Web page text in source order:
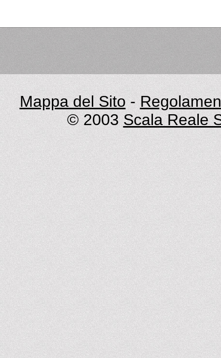
Mappa del Sito -
© 2003 Scala Reale